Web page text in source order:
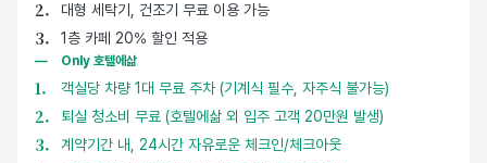
대형 세탁기, 건조기 무료 이용 가능
1층 카페 20% 할인 적용
Only 호텔에삶
객실당 차량 1대 무료 주차 (기계식 필수, 자주식 불가능)
퇴실 청소비 무료 (호텔에삶 외 입주 고객 20만원 발생)
계약기간 내, 24시간 자유로운 체크인/체크아웃